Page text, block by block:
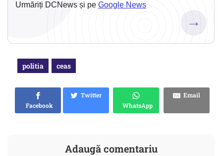
Urmăriți DCNews și pe Google News
→
politia ceas
Facebook
Twitter
WhatsApp
Email
Adaugă comentariu